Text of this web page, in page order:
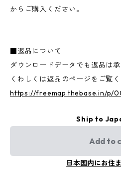
からご購入ください。
■返品について
ダウンロードデータでも返品は承
くわしくは返品のページをご覧く
https://freemap.thebase.in/p/
Ship to
Add to
日本国内にお住